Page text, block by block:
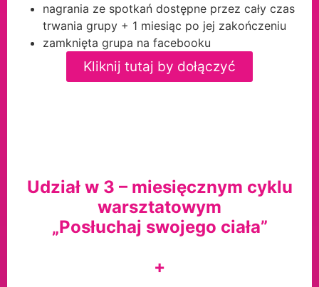
nagrania ze spotkań dostępne przez cały czas
trwania grupy + 1 miesiąc po jej zakończeniu
zamknięta grupa na facebooku
Kliknij tutaj by dołączyć
Udział w 3 – miesięcznym cyklu
warsztatowym
„Posłuchaj swojego ciała”
+